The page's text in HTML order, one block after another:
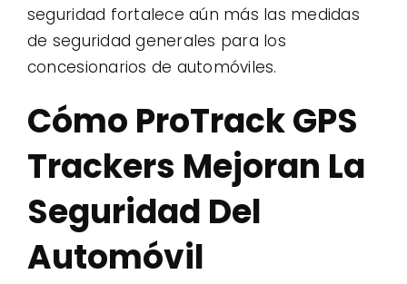
seguridad fortalece aún más las medidas
de seguridad generales para los
concesionarios de automóviles.
Cómo ProTrack GPS
Trackers Mejoran La
Seguridad Del
Automóvil